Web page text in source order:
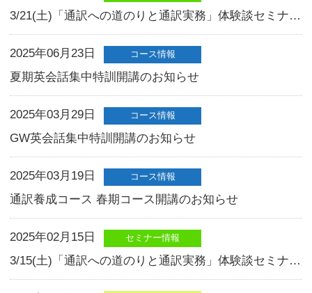
新着記事
2026年01月27日 セミナー情報
2025年06月23日
夏期英会話集中特訓開講のお知らせ